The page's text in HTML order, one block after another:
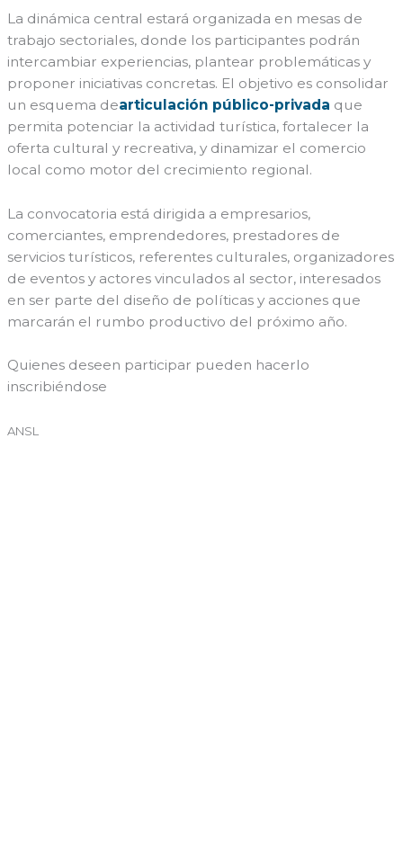
La dinámica central estará organizada en mesas de
trabajo sectoriales, donde los participantes podrán
intercambiar experiencias, plantear problemáticas y
proponer iniciativas concretas. El objetivo es consolidar
un esquema dearticulación público-privada que
permita potenciar la actividad turística, fortalecer la
oferta cultural y recreativa, y dinamizar el comercio
local como motor del crecimiento regional.
La convocatoria está dirigida a empresarios,
comerciantes, emprendedores, prestadores de
servicios turísticos, referentes culturales, organizadores
de eventos y actores vinculados al sector, interesados
en ser parte del diseño de políticas y acciones que
marcarán el rumbo productivo del próximo año.
Quienes deseen participar pueden hacerlo
inscribiéndose
ANSL